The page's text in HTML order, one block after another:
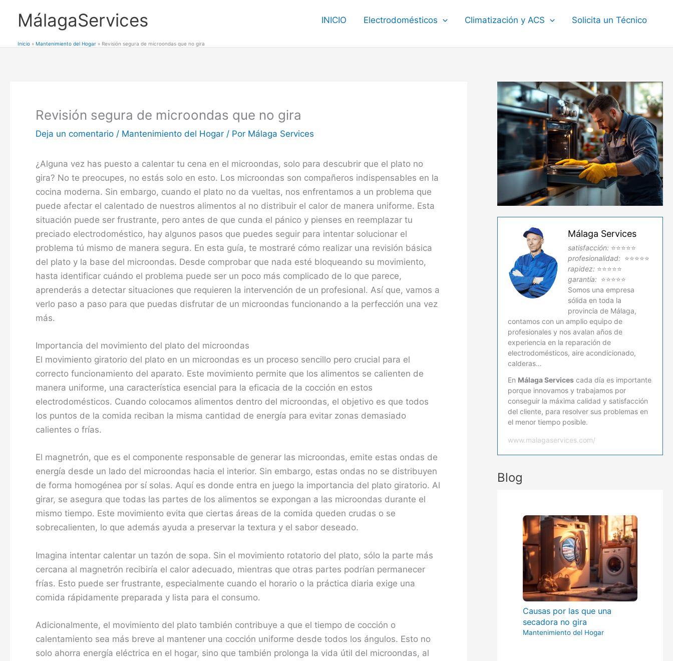
MálagaServices INICIO Electrodomésticos Climatización y ACS Solicita un Técnico
Inicio Mantenimiento del Hogar Revisión segura de microondas que no gira
Revisión segura de microondas que no gira
Deja un comentario / Mantenimiento del Hogar / Por Málaga Services
¿Alguna vez has puesto a calentar tu cena en el microondas, solo para descubrir que el plato no
gira? No te preocupes, no estás solo en esto. Los microondas son compañeros indispensables en la
cocina moderna. Sin embargo, cuando el plato no da vueltas, nos enfrentamos a un problema que
puede afectar el calentado de nuestros alimentos al no distribuir el calor de manera uniforme. Esta
situación puede ser frustrante, pero antes de que cunda el pánico y pienses en reemplazar tu
preciado electrodoméstico, hay algunos pasos que puedes seguir para intentar solucionar el
problema tú mismo de manera segura. En esta guía, te mostraré cómo realizar una revisión básica
del plato y la base del microondas. Desde comprobar que nada esté bloqueando su movimiento,
hasta identificar cuándo el problema puede ser un poco más complicado de lo que parece,
aprenderás a detectar situaciones que requieren la intervención de un profesional. Así que, vamos a
verlo paso a paso para que puedas disfrutar de un microondas funcionando a la perfección una vez
más.
Importancia del movimiento del plato del microondas
El movimiento giratorio del plato en un microondas es un proceso sencillo pero crucial para el
correcto funcionamiento del aparato. Este movimiento permite que los alimentos se calienten de
manera uniforme, una característica esencial para la eficacia de la cocción en estos
electrodomésticos. Cuando colocamos alimentos dentro del microondas, el objetivo es que todos
los puntos de la comida reciban la misma cantidad de energía para evitar zonas demasiado
calientes o frías.
El magnetrón, que es el componente responsable de generar las microondas, emite estas ondas de
energía desde un lado del microondas hacia el interior. Sin embargo, estas ondas no se distribuyen
de forma homogénea por sí solas. Aquí es donde entra en juego la importancia del plato giratorio. Al
girar, se asegura que todas las partes de los alimentos se expongan a las microondas durante el
mismo tiempo. Este movimiento evita que ciertas áreas de la comida queden crudas o se
sobrecalienten, lo que además ayuda a preservar la textura y el sabor deseado.
Imagina intentar calentar un tazón de sopa. Sin el movimiento rotatorio del plato, sólo la parte más
cercana al magnetrón recibiría el calor adecuado, mientras que otras partes podrían permanecer
frías. Esto puede ser frustrante, especialmente cuando el horario o la práctica diaria exige una
comida rápidamente preparada y lista para el consumo.
Adicionalmente, el movimiento del plato también contribuye a que el tiempo de cocción o
calentamiento sea más breve al mantener una cocción uniforme desde todos los ángulos. Esto no
solo ahorra energía eléctrica en el hogar, sino que también prolonga la vida útil del microondas, al
Málaga Services
satisfacción: ⭐⭐⭐⭐⭐
profesionalidad: ⭐⭐⭐⭐⭐
rapidez: ⭐⭐⭐⭐⭐
garantía: ⭐⭐⭐⭐⭐
Somos una empresa
sólida en toda la
provincia de Málaga,
contamos con un amplio equipo de
profesionales y nos avalan años de
experiencia en la reparación de
electrodomésticos, aire acondicionado,
calderas…
En Málaga Servicescada día es importante
porque innovamos y trabajamos por
conseguir la máxima calidad y satisfacción
del cliente, para resolver sus problemas en
el menor tiempo posible.
www.malagaservices.com/
Blog
Causas por las que una
secadora no gira
Mantenimiento del Hogar